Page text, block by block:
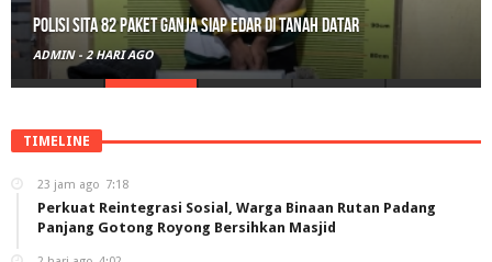
Polisi Sita 82 Paket Ganja Siap Edar di Tanah Datar
ADMIN - 2 HARI AGO
TIMELINE
23 jam ago 7:18
Perkuat Reintegrasi Sosial, Warga Binaan Rutan Padang
Panjang Gotong Royong Bersihkan Masjid